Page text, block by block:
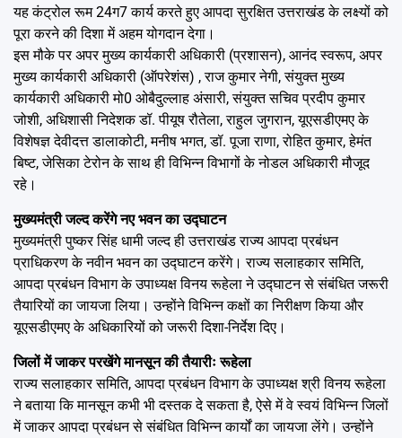
यह कंट्रोल रूम 24ग7 कार्य करते हुए आपदा सुरक्षित उत्तराखंड के लक्ष्यों को
पूरा करने की दिशा में अहम योगदान देगा।
इस मौके पर अपर मुख्य कार्यकारी अधिकारी (प्रशासन), आनंद स्वरूप, अपर
मुख्य कार्यकारी अधिकारी (ऑपरेशंस) , राज कुमार नेगी, संयुक्त मुख्य
कार्यकारी अधिकारी मो0 ओबैदुल्लाह अंसारी, संयुक्त सचिव प्रदीप कुमार
जोशी, अधिशासी निदेशक डॉ. पीयूष रौतेला, राहुल जुगरान, यूएसडीएमए के
विशेषज्ञ देवीदत्त डालाकोटी, मनीष भगत, डॉ. पूजा राणा, रोहित कुमार, हेमंत
बिष्ट, जेसिका टेरोन के साथ ही विभिन्न विभागों के नोडल अधिकारी मौजूद
रहे।
मुख्यमंत्री जल्द करेंगे नए भवन का उद्घाटन
मुख्यमंत्री पुष्कर सिंह धामी जल्द ही उत्तराखंड राज्य आपदा प्रबंधन
प्राधिकरण के नवीन भवन का उद्घाटन करेंगे। राज्य सलाहकार समिति,
आपदा प्रबंधन विभाग के उपाध्यक्ष विनय रूहेला ने उद्घाटन से संबंधित जरूरी
तैयारियों का जायजा लिया। उन्होंने विभिन्न कक्षों का निरीक्षण किया और
यूएसडीएमए के अधिकारियों को जरूरी दिशा-निर्देश दिए।
जिलों में जाकर परखेंगे मानसून की तैयारीः रूहेला
राज्य सलाहकार समिति, आपदा प्रबंधन विभाग के उपाध्यक्ष श्री विनय रूहेला
ने बताया कि मानसून कभी भी दस्तक दे सकता है, ऐसे में वे स्वयं विभिन्न जिलों
में जाकर आपदा प्रबंधन से संबंधित विभिन्न कार्यों का जायजा लेंगे। उन्होंने